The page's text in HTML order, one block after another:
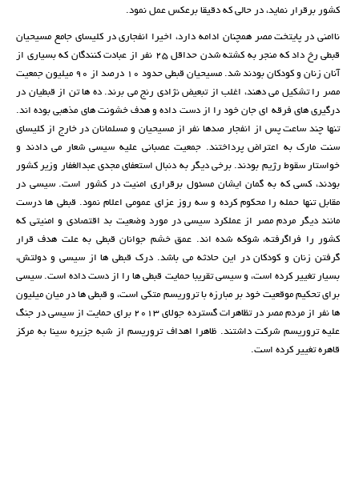
کشور برقرار نماید، در حالی که دقیقا برعکس عمل نمود.
ناامنی در پایتخت مصر همچنان ادامه دارد، اخیرا انفجاری در کلیسای جامع مسیحیان
قبطی رخ داد که منجر به کشته شدن حداقل 25 نفر از عبادت کنندگان که بسیاری از
آنان زنان و کودکان بودند شد. مسیحیان قبطی حدود 10 درصد از 90 میلیون جمعیت
مصر را تشکیل می دهند، اغلب از تبعیض نژادی رنج می برند. ده ها تن از قبطیان در
درگیری های فرقه ای جان خود را از دست داده و هدف خشونت های مذهبی بوده اند.
تنها چند ساعت پس از انفجار صدها نفر از مسیحیان و مسلمانان در خارج از کلیسای
سنت مارک به اعتراض پرداختند. جمعیت عصبانی علیه سیسی شعار می دادند و
خواستار سقوط رژیم بودند. برخی دیگر به دنبال استعفای مجدی عبدالغفار وزیر کشور
بودند، کسی که به گمان ایشان مسئول برقراری امنیت در کشور است. سیسی در
مقابل تنها حمله را محکوم کرده و سه روز عزای عمومی اعلام نمود. قبطی ها درست
مانند دیگر مردم مصر از عملکرد سیسی در مورد وضعیت بد اقتصادی و امنیتی که
کشور را فراگرفته، شوکه شده اند. عمق خشم جوانان قبطی به علت هدف قرار
گرفتن زنان و کودکان در این حادثه می باشد. درک قبطی ها از سیسی و دولتش،
بسیار تغییر کرده است، و سیسی تقریبا حمایت قبطی ها را از دست داده است. سیسی
برای تحکیم موقعیت خود بر مبارزه با تروریسم متکی است، و قبطی ها در میان میلیون
ها نفر از مردم مصر در تظاهرات گسترده جولای 2013 برای حمایت از سیسی در جنگ
علیه تروریسم شرکت داشتند. ظاهرا اهداف تروریسم از شبه جزیره سینا به مرکز
قاهره تغییر کرده است.